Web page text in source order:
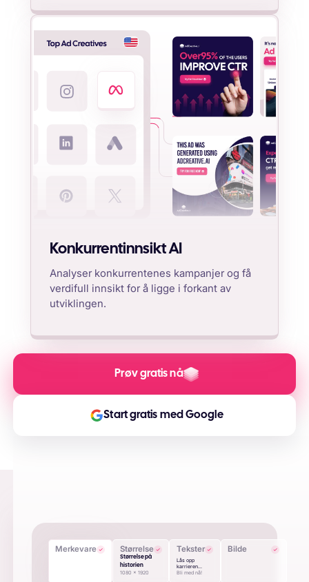
Konkurrentinnsikt AI
Analyser konkurrentenes kampanjer og få
verdifull innsikt for å ligge i forkant av
utviklingen.
Prøv gratis nå
Start gratis med Google
Merkevare Størrelse
Størrelse på
historien
1080 x 1920
Tekster
Lås opp
karrieren...
Bli med nå!
Bilde